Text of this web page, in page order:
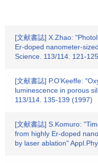
[文献書誌] X.Zhao:
Er-doped nanometer-
Science. 113/114. 121-
[文献書誌] P.O'Keeffe:
luminescence in porous
113/114. 135-139 (1997)
[文献書誌] S.Komuro:
from highly Er-doped
by laser ablation"